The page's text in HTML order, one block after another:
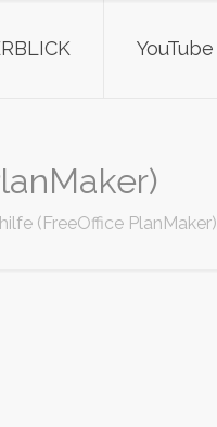
YouTube
(FreeOffice PlanMaker)